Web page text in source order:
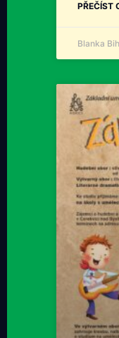
PŘEČÍST
Blanka